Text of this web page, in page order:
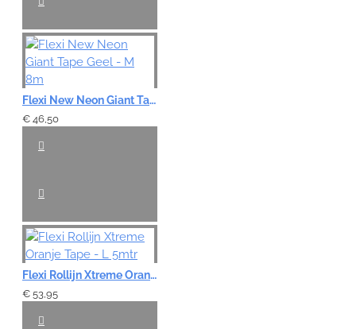
Flexi New Neon Giant Tape Geel - M 8m
€ 46,50
Flexi Rollijn Xtreme Oranje Tape - L 5mtr
€ 53,95